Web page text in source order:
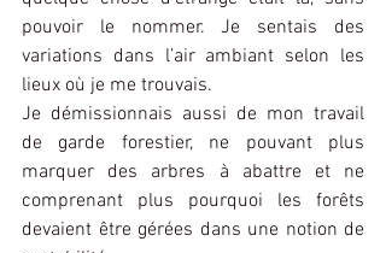
pouvoir le nommer. Je sentais des
variations dans l’air ambiant selon les
lieux où je me trouvais.
Je démissionnais aussi de mon travail
de garde forestier, ne pouvant plus
marquer des arbres à abattre et ne
comprenant plus pourquoi les forêts
devaient être gérées dans une notion de